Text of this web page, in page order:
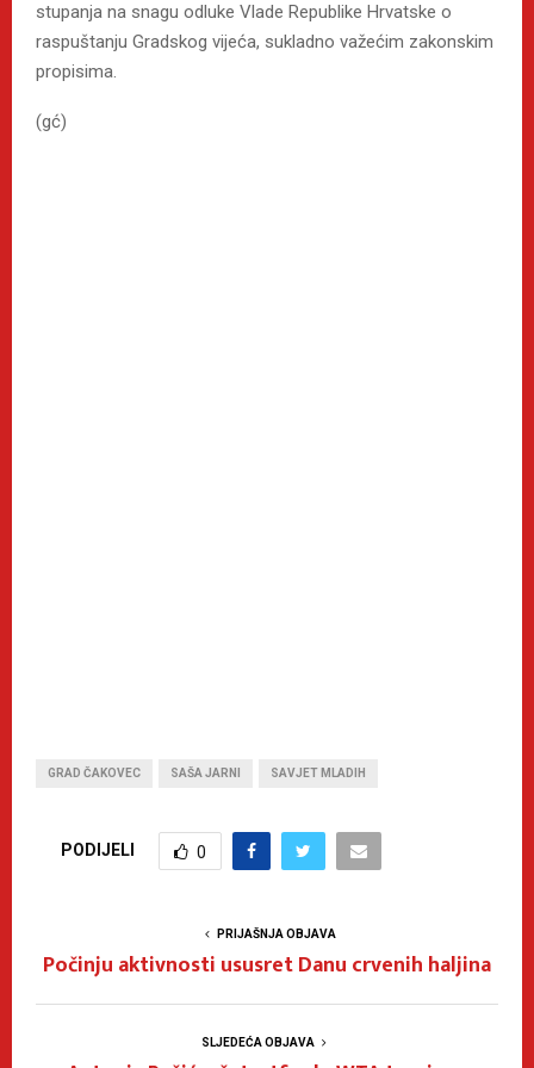
stupanja na snagu odluke Vlade Republike Hrvatske o
raspuštanju Gradskog vijeća, sukladno važećim zakonskim
propisima.
(gć)
GRAD ČAKOVEC SAŠA JARNI SAVJET MLADIH
PODIJELI 0
PRIJAŠNJA OBJAVA
Počinju aktivnosti ususret Danu crvenih haljina
SLJEDEĆA OBJAVA